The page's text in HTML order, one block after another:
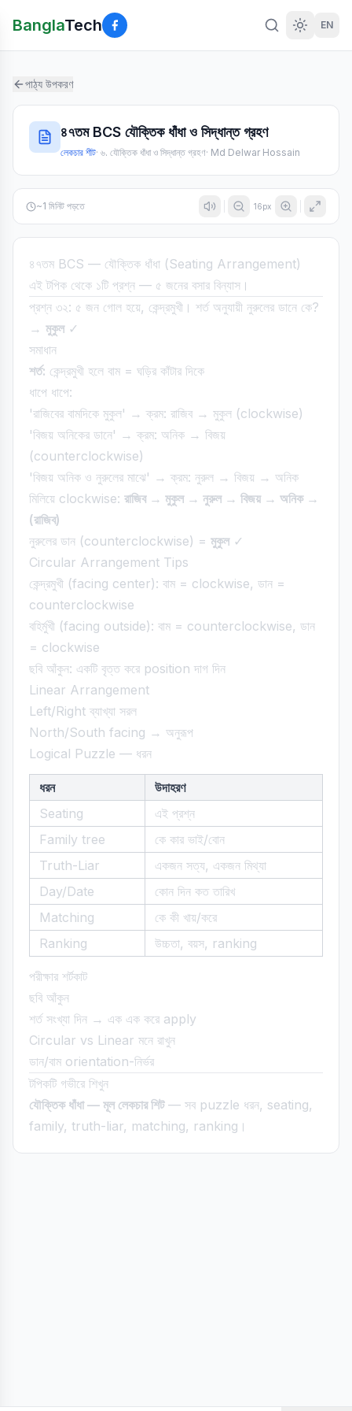
BanglaTech EN
পাঠ্য উপকরণ
৪৭তম BCS যৌক্তিক ধাঁধা ও সিদ্ধান্ত গ্রহণ
লেকচার শীট· ৬. যৌক্তিক ধাঁধা ও সিদ্ধান্ত গ্রহণ· Md Delwar Hossain
~1 মিনিট পড়তে 16px
৪৭তম BCS — যৌক্তিক ধাঁধা (Seating Arrangement)
এই টপিক থেকে ১টি প্রশ্ন — ৫ জনের বসার বিন্যাস।
প্রশ্ন ৩২: ৫ জন গোল হয়ে, কেন্দ্রমুখী। শর্ত অনুযায়ী নুরুলের ডানে কে?
→ মুকুল✓
সমাধান
শর্ত: কেন্দ্রমুখী হলে বাম = ঘড়ির কাঁটার দিকে
ধাপে ধাপে:
'রাজিবের বামদিকে মুকুল' → ক্রম: রাজিব → মুকুল (clockwise)
'বিজয় অনিকের ডানে' → ক্রম: অনিক → বিজয়
(counterclockwise)
'বিজয় অনিক ও নুরুলের মাঝে' → ক্রম: নুরুল → বিজয় → অনিক
মিলিয়ে clockwise: রাজিব → মুকুল → নুরুল → বিজয় → অনিক →
(রাজিব)
নুরুলের ডান (counterclockwise) = মুকুল✓
Circular Arrangement Tips
কেন্দ্রমুখী (facing center): বাম = clockwise, ডান =
counterclockwise
বহির্মুখী (facing outside): বাম = counterclockwise, ডান
= clockwise
ছবি আঁকুন: একটি বৃত্ত করে position দাগ দিন
Linear Arrangement
Left/Right ব্যাখ্যা সরল
North/South facing → অনুরূপ
Logical Puzzle — ধরন
ধরন
উদাহরণ
Seating
এই প্রশ্ন
Family tree
কে কার ভাই/বোন
Truth-Liar
একজন সত্য, একজন মিথ্যা
Day/Date
কোন দিন কত তারিখ
Matching
কে কী খায়/করে
Ranking
উচ্চতা, বয়স, ranking
পরীক্ষার শর্টকাট
ছবি আঁকুন
শর্ত সংখ্যা দিন → এক এক করে apply
Circular vs Linear মনে রাখুন
ডান/বাম orientation-নির্ভর
টপিকটি গভীরে শিখুন
যৌক্তিক ধাঁধা — মূল লেকচার শিট— সব puzzle ধরন, seating,
family, truth-liar, matching, ranking।